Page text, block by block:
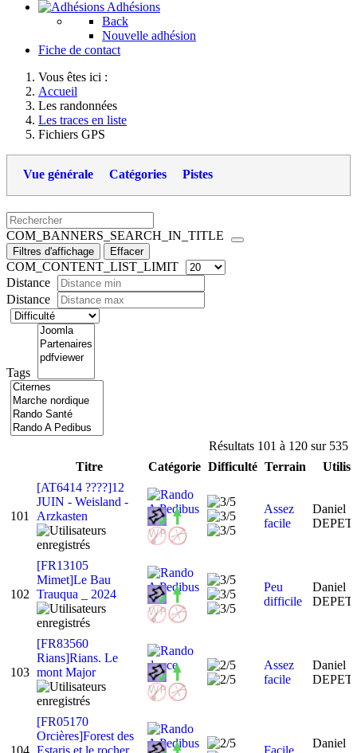
Adhésions
Back
Nouvelle adhésion
Fiche de contact
Vous êtes ici :
Accueil
Les randonnées
Les traces en liste
Fichiers GPS
Vue générale Catégories Pistes
COM_BANNERS_SEARCH_IN_TITLE
Filtres d'affichage Effacer
COM_CONTENT_LIST_LIMIT
Distance
Distance
Tags
Résultats 101 à 120 sur 535
Titre
Catégorie Difficulté Terrain
101
[AT6414 ????]12
JUIN - Weisland -
Arzkasten
Assez
facile
Daniel
102
[FR13105
Mimet]Le Bau
Trauqua _ 2024
Peu
difficile
Daniel
103
[FR83560
Rians]Rians. Le
mont Major
Assez
facile
Daniel
104
[FR05170
Orcières]Forest des
Estaris et le rocher
Facile
Daniel